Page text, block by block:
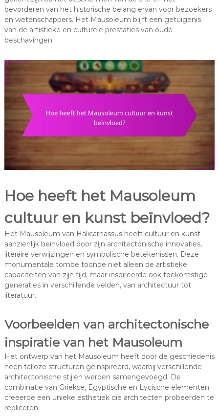
bevorderen van het historische belang ervan voor bezoekers
en wetenschappers. Het Mausoleum blijft een getuigenis
van de artistieke en culturele prestaties van oude
beschavingen.
Hoe heeft het Mausoleum
cultuur en kunst beïnvloed?
Het Mausoleum van Halicarnassus heeft cultuur en kunst
aanzienlijk beïnvloed door zijn architectonische innovaties,
literaire verwijzingen en symbolische betekenissen. Deze
monumentale tombe toonde niet alleen de artistieke
capaciteiten van zijn tijd, maar inspireerde ook toekomstige
generaties in verschillende velden, van architectuur tot
literatuur.
Voorbeelden van architectonische
inspiratie van het Mausoleum
Het ontwerp van het Mausoleum heeft door de geschiedenis
heen talloze structuren geïnspireerd, waarbij verschillende
architectonische stijlen werden samengevoegd. De
combinatie van Griekse, Egyptische en Lycische elementen
creëerde een unieke esthetiek die architecten probeerden te
repliceren.